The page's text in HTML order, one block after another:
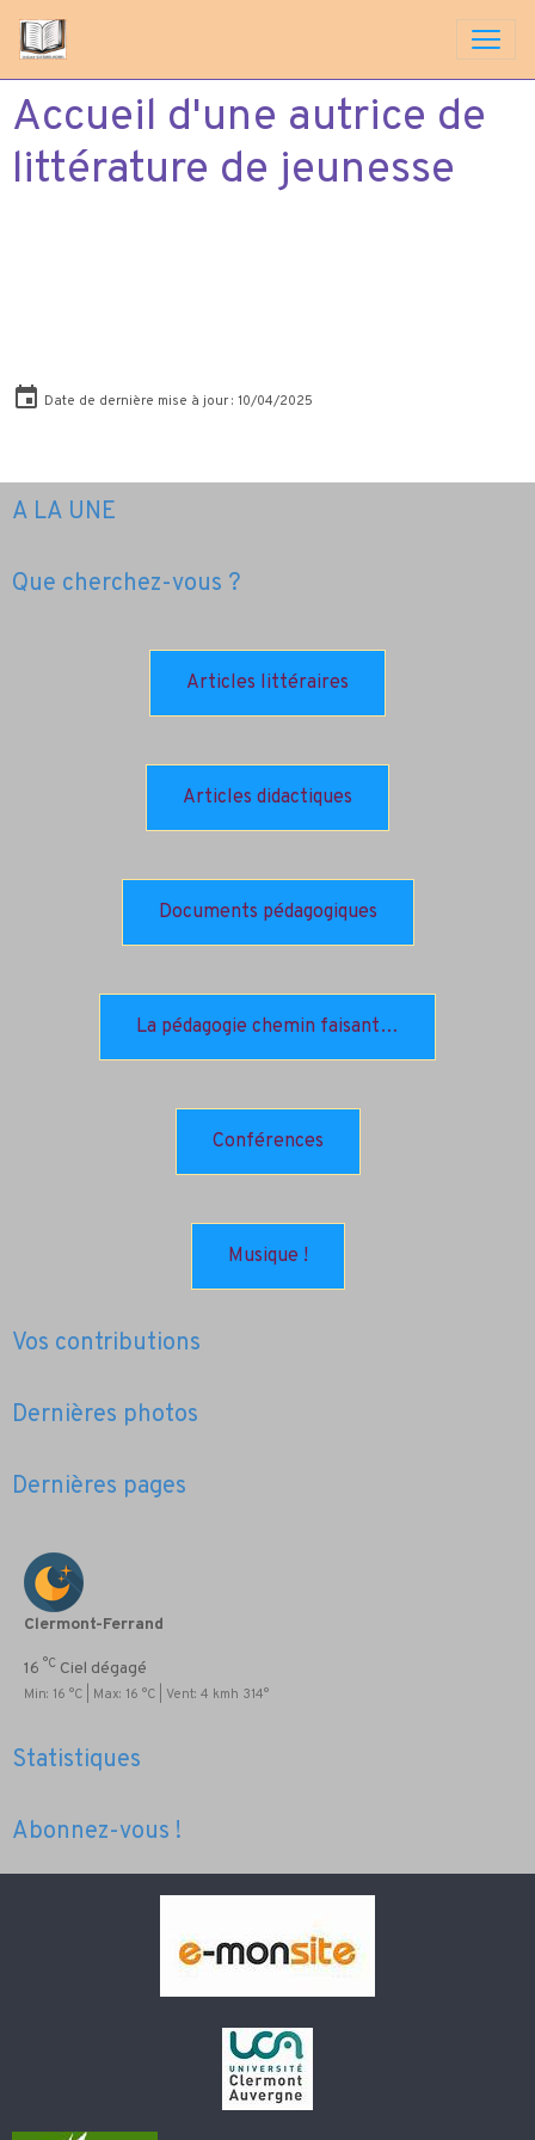
Accueil d'une autrice de
littérature de jeunesse
Date de dernière mise à jour : 10/04/2025
A LA UNE
Que cherchez-vous ?
Articles littéraires
Articles didactiques
Documents pédagogiques
La pédagogie chemin faisant…
Conférences
Musique !
Vos contributions
Dernières photos
Dernières pages
Clermont-Ferrand
16 °C Ciel dégagé
Min: 16 °C | Max: 16 °C | Vent: 4 kmh 314°
Statistiques
Abonnez-vous !